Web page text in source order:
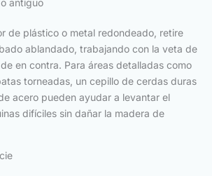
antiguo
de plástico o metal redondeado, retire
ablandado, trabajando con la veta de
en contra. Para áreas detalladas como
torneadas, un cepillo de cerdas duras
acero pueden ayudar a levantar el
difíciles sin dañar la madera de